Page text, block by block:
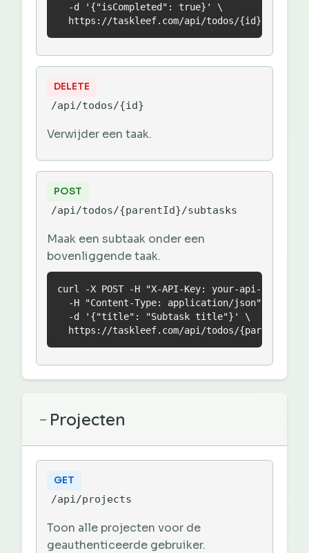
  -d '{"isCompleted": true}' \
https://taskleef.com/api/todos/{id}/
DELETE
/api/todos/{id}
Verwijder een taak.
POST
/api/todos/{parentId}/subtasks
Maak een subtaak onder een
bovenliggende taak.
curl -X POST -H "X-API-Key: your-api-key" \
  -H "Content-Type: application/json" \
  -d '{"title": "Subtask title"}' \
https://taskleef.com/api/todos/{parentId}/
− Projecten
GET
/api/projects
Toon alle projecten voor de
geauthenticeerde gebruiker.